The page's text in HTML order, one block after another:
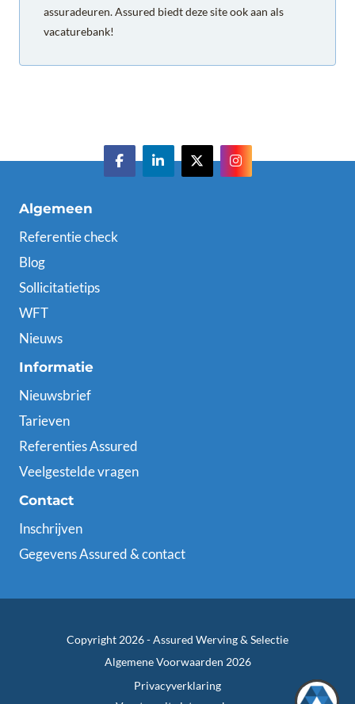
assuradeuren. Assured biedt deze site ook aan als
vacaturebank!
Algemeen
Referentie check
Blog
Sollicitatietips
WFT
Nieuws
Informatie
Nieuwsbrief
Tarieven
Referenties Assured
Veelgestelde vragen
Contact
Inschrijven
Gegevens Assured & contact
Copyright 2026 -Assured Werving & Selectie
Algemene Voorwaarden 2026
Privacyverklaring